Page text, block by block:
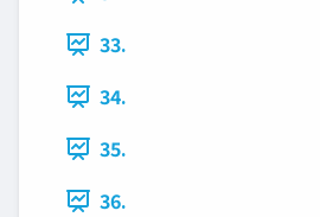
33.
34.
35.
36.